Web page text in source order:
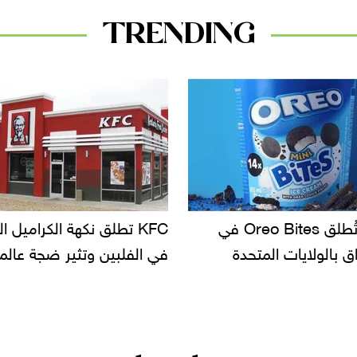
TRENDING
KFC تطلق نكهة الكراميل المملح
وتثير ضجة عالمية
دعوات للتحقيق في أسباب
سحب بعض ألبان